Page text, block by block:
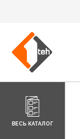
ВЕСЬ КАТАЛОГ